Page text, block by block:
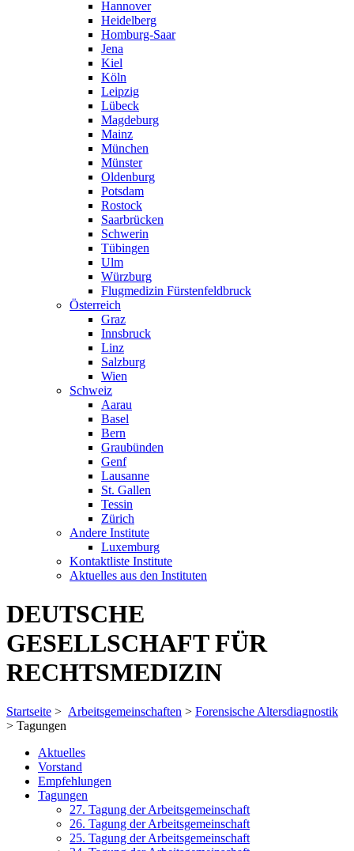
Hannover
Heidelberg
Homburg-Saar
Jena
Kiel
Köln
Leipzig
Lübeck
Magdeburg
Mainz
München
Münster
Oldenburg
Potsdam
Rostock
Saarbrücken
Schwerin
Tübingen
Ulm
Würzburg
Flugmedizin Fürstenfeldbruck
Österreich
Graz
Innsbruck
Linz
Salzburg
Wien
Schweiz
Aarau
Basel
Bern
Graubünden
Genf
Lausanne
St. Gallen
Tessin
Zürich
Andere Institute
Luxemburg
Kontaktliste Institute
Aktuelles aus den Instituten
DEUTSCHE
GESELLSCHAFT FÜR
RECHTSMEDIZIN
Startseite > Arbeitsgemeinschaften > Forensische Altersdiagnostik
> Tagungen
Aktuelles
Vorstand
Empfehlungen
Tagungen
27. Tagung der Arbeitsgemeinschaft
26. Tagung der Arbeitsgemeinschaft
25. Tagung der Arbeitsgemeinschaft